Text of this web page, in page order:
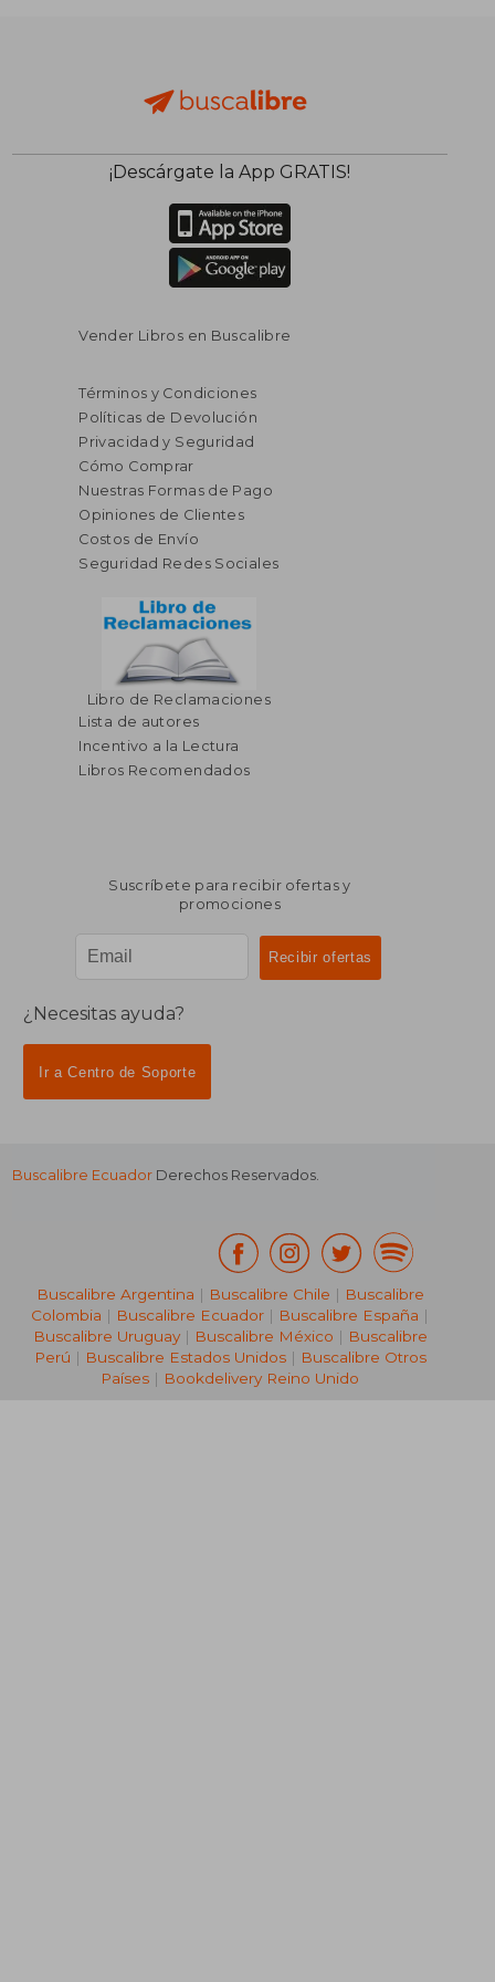
$ 39.79 45%
45%
dcto.
¡Descárgate la App GRATIS!
Vender Libros en Buscalibre
Términos y Condiciones
Políticas de Devolución
Privacidad y Seguridad
Cómo Comprar
Nuestras Formas de Pago
Opiniones de Clientes
Costos de Envío
Seguridad Redes Sociales
Libro de Reclamaciones
Lista de autores
Incentivo a la Lectura
Libros Recomendados
Suscríbete para recibir ofertas y
promociones
¿Necesitas ayuda?
Ir a Centro de Soporte
Buscalibre Ecuador Derechos Reservados.
Buscalibre Argentina | Buscalibre Chile | Buscalibre
Colombia | Buscalibre Ecuador | Buscalibre España |
Buscalibre Uruguay| Buscalibre México | Buscalibre
Perú | Buscalibre Estados Unidos| Buscalibre Otros
Países | Bookdelivery Reino Unido